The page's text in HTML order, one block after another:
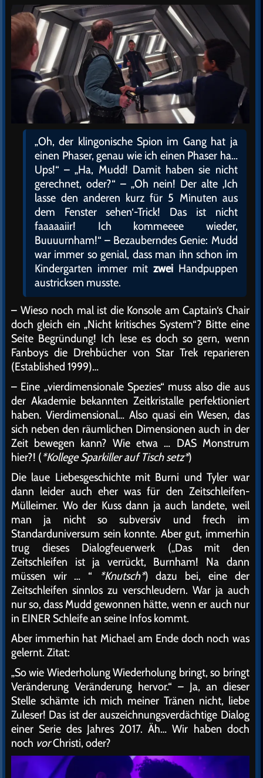
„Oh, der klingonische Spion im Gang hat ja
einen Phaser, genau wie ich einen Phaser ha…
Ups!“ – „Ha, Mudd! Damit haben sie nicht
gerechnet, oder?“ – „Oh nein! Der alte ‚Ich
lasse den anderen kurz für 5 Minuten aus
dem Fenster sehen‘-Trick! Das ist nicht
faaaaaiir! Ich kommeeee wieder,
Buuuurnham!“ – Bezauberndes Genie: Mudd
war immer so genial, dass man ihn schon im
Kindergarten immer mit zweiHandpuppen
austricksen musste.
– Wieso noch mal ist die Konsole am Captain‘s Chair
doch gleich ein „Nicht kritisches System“? Bitte eine
Seite Begründung! Ich lese es doch so gern, wenn
Fanboys die Drehbücher von Star Trek reparieren
(Established 1999)…
– Eine „vierdimensionale Spezies“ muss also die aus
der Akademie bekannten Zeitkristalle perfektioniert
haben. Vierdimensional… Also quasi ein Wesen, das
sich neben den räumlichen Dimensionen auch in der
Zeit bewegen kann? Wie etwa … DAS Monstrum
hier?! (*Kollege Sparkiller auf Tisch setz*)
Die laue Liebesgeschichte mit Burni und Tyler war
dann leider auch eher was für den Zeitschleifen-
Mülleimer. Wo der Kuss dann ja auch landete, weil
man ja nicht so subversiv und frech im
Standarduniversum sein konnte. Aber gut, immerhin
trug dieses Dialogfeuerwerk („Das mit den
Zeitschleifen ist ja verrückt, Burnham! Na dann
müssen wir … “
*Knutsch*) dazu bei, eine der
Zeitschleifen sinnlos zu verschleudern. War ja auch
nur so, dass Mudd gewonnen hätte, wenn er auch nur
in EINER Schleife an seine Infos kommt.
Aber immerhin hat Michael am Ende doch noch was
gelernt. Zitat:
„So wie Wiederholung Wiederholung bringt, so bringt
Veränderung Veränderung hervor.“ – Ja, an dieser
Stelle schämte ich mich meiner Tränen nicht, liebe
Zuleser! Das ist der auszeichnungsverdächtige Dialog
einer Serie des Jahres 2017. Äh… Wir haben doch
noch vorChristi, oder?